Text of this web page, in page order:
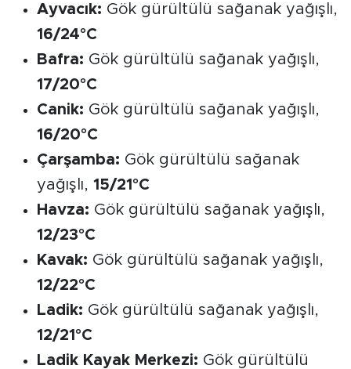
Ayvacık: Gök gürültülü sağanak yağışlı,
16/24°C
Bafra: Gök gürültülü sağanak yağışlı,
17/20°C
Canik: Gök gürültülü sağanak yağışlı,
16/20°C
Çarşamba: Gök gürültülü sağanak
yağışlı, 15/21°C
Havza: Gök gürültülü sağanak yağışlı,
12/23°C
Kavak: Gök gürültülü sağanak yağışlı,
12/22°C
Ladik: Gök gürültülü sağanak yağışlı,
12/21°C
Ladik Kayak Merkezi: Gök gürültülü